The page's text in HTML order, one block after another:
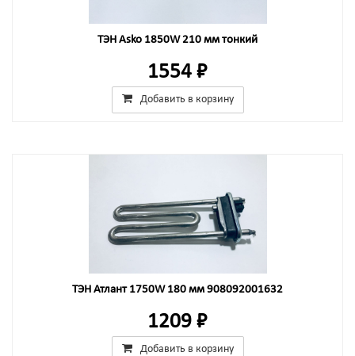
ТЭН Asko 1850W 210 мм тонкий
1554 ₽
Добавить в корзину
ТЭН Атлант 1750W 180 мм 908092001632
1209 ₽
Добавить в корзину